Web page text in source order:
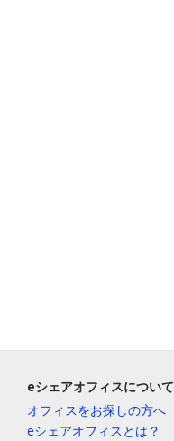
eシェアオフィスについて
オフィスをお探しの方へ
eシェアオフィスとは？